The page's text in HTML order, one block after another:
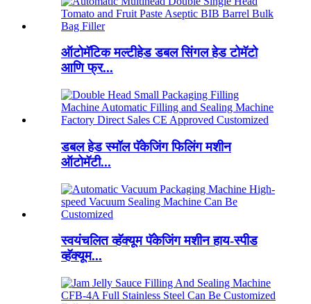
ऑटोमॅटिक मल्टीहेड डबल सिंगल हेड टोमॅटो
आणि फ्र...
डबल हेड स्मॉल पॅकेजिंग फिलिंग मशीन
ऑटोमॅटी...
स्वयंचलित व्हॅक्यूम पॅकेजिंग मशीन हाय-स्पीड
व्हॅक्यूम...